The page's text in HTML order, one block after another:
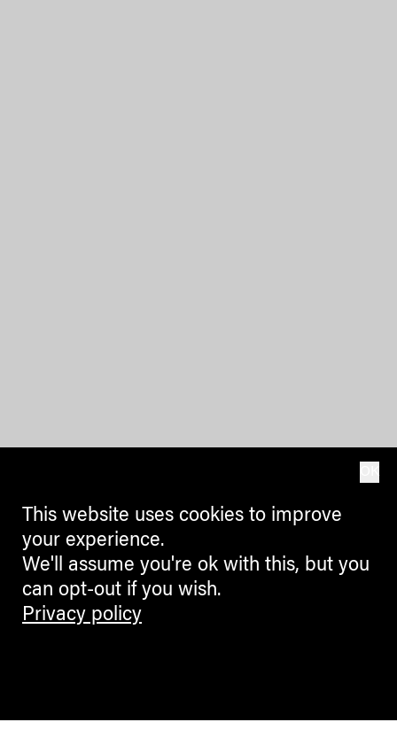
This website uses cookies to improve
your experience.
We'll assume you're ok with this, but you
can opt-out if you wish.
Privacy policy